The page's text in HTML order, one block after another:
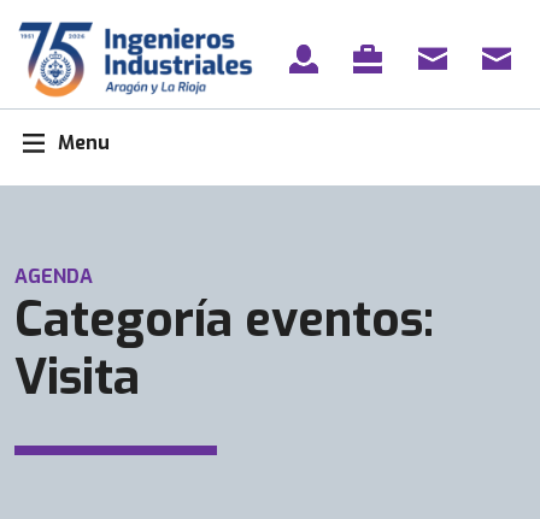
content
Menu
AGENDA
Categoría eventos:
Visita